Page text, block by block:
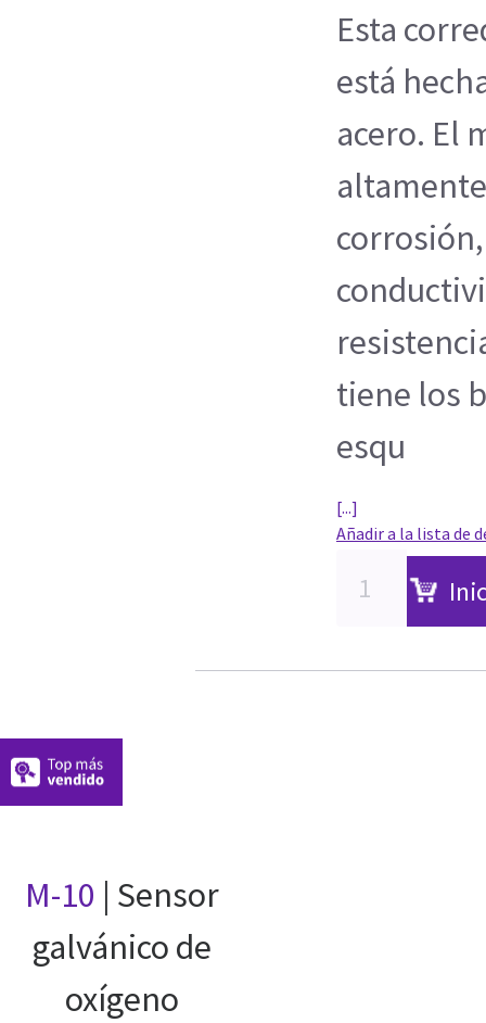
Esta
está
acero. El
tiene los
esqu
[...]
Añadir a la lista de
M-10 | Sensor
galvánico de
oxígeno